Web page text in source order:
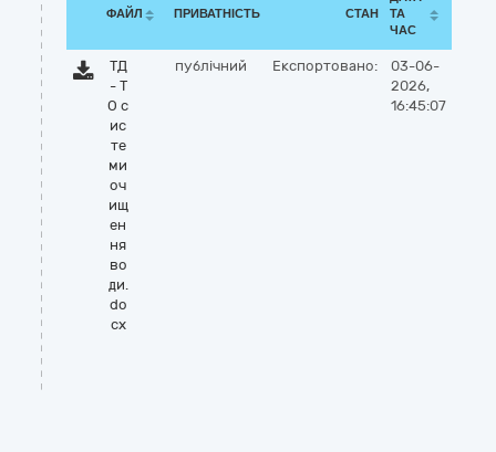
ФАЙЛ ПРИВАТНІСТЬ СТАН
ТА
ЧАС
ТД
- Т
О с
ис
те
ми
оч
ищ
ен
ня
во
ди.
do
cx
публічний Експортовано:
03-06-
2026,
16:45:07